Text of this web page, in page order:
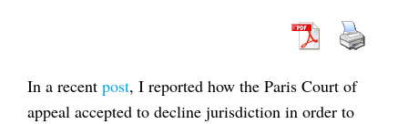
In a recent post, I reported how the Paris Court of
appeal accepted to decline jurisdiction in order to